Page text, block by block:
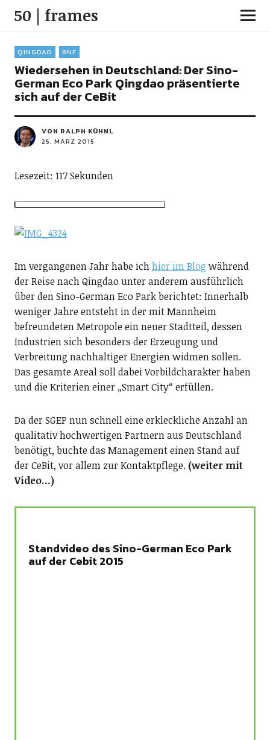
50 | frames
QINGDAO RNF
Wiedersehen in Deutschland: Der Sino-
German Eco Park Qingdao präsentierte
sich auf der CeBit
VON RALPH KÜHNL
25. MÄRZ 2015
Lesezeit: 117 Sekunden
Im vergangenen Jahr habe ichhier im Blog während
der Reise nach Qingdao unter anderem ausführlich
über den Sino-German Eco Park berichtet: Innerhalb
weniger Jahre entsteht in der mit Mannheim
befreundeten Metropole ein neuer Stadtteil, dessen
Industrien sich besonders der Erzeugung und
Verbreitung nachhaltiger Energien widmen sollen.
Das gesamte Areal soll dabei Vorbildcharakter haben
und die Kriterien einer „Smart City“ erfüllen.
Da der SGEP nun schnell eine erkleckliche Anzahl an
qualitativ hochwertigen Partnern aus Deutschland
benötigt, buchte das Management einen Stand auf
der CeBit, vor allem zur Kontaktpflege. (weiter mit
Video…)
Standvideo des Sino-German Eco Park
auf der Cebit 2015